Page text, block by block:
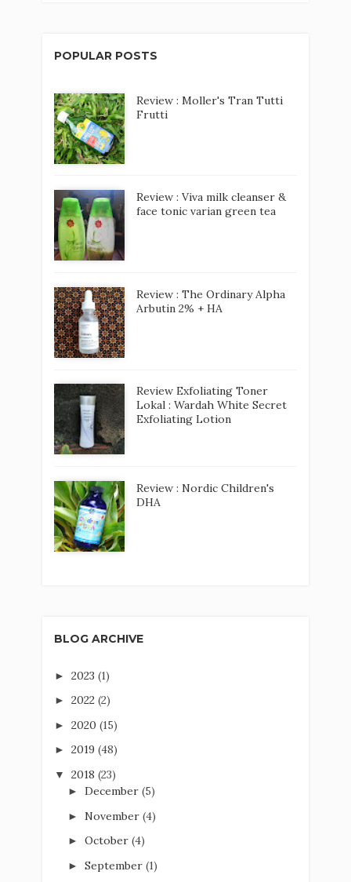
POPULAR POSTS
Review : Moller's Tran Tutti
Frutti
Review : Viva milk cleanser &
face tonic varian green tea
Review : The Ordinary Alpha
Arbutin 2% + HA
Review Exfoliating Toner
Lokal : Wardah White Secret
Exfoliating Lotion
Review : Nordic Children's
DHA
BLOG ARCHIVE
► 2023 (1)
► 2022 (2)
► 2020 (15)
► 2019 (48)
▼ 2018 (23)
► December (5)
► November (4)
► October (4)
► September (1)